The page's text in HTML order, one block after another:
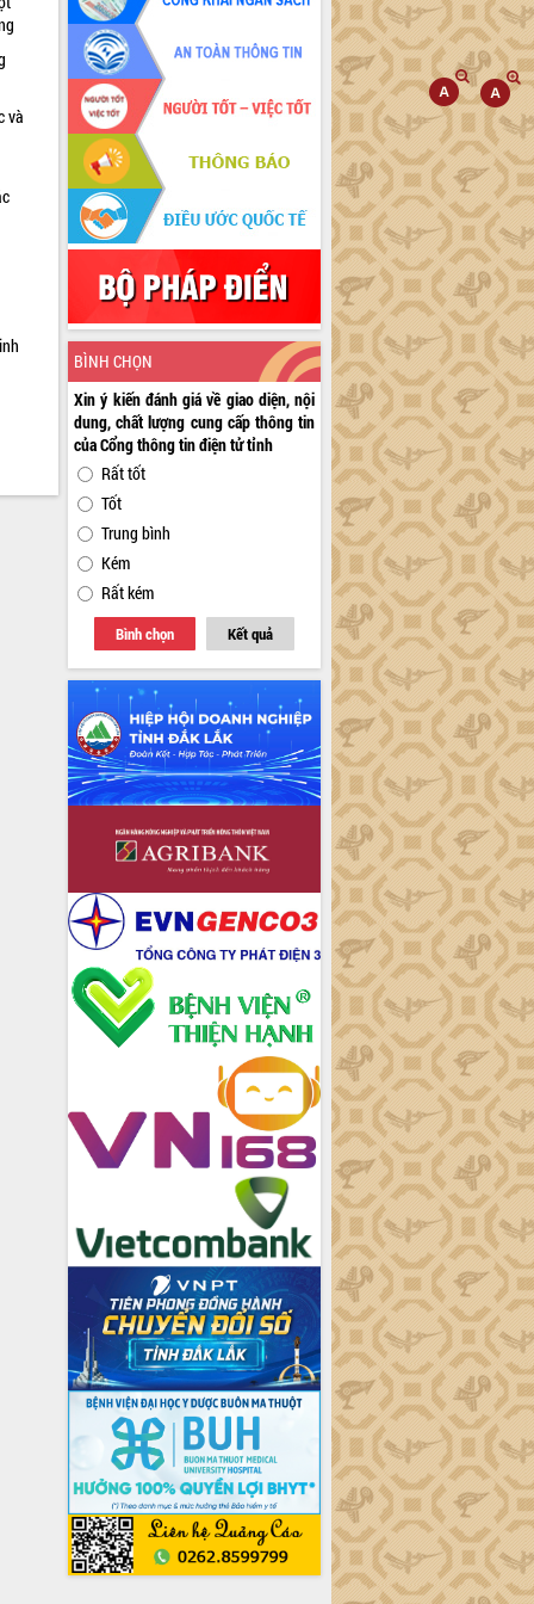
và
BÌNH CHỌN
Xin ý kiến đánh giá về giao diện, nội
dung, chất lượng cung cấp thông tin
của Cổng thông tin điện tử tỉnh
Rất tốt
Tốt
Trung bình
Kém
Rất kém
Bình chọn Kết quả